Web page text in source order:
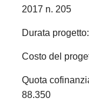
2017 n. 205
Durata
Costo del
Quota
88.350